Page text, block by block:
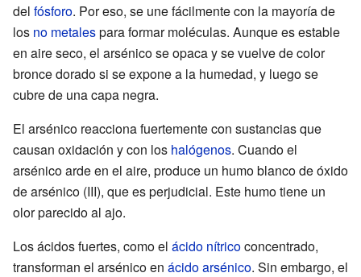
del fósforo. Por eso, se une fácilmente con la mayoría de
los no metalespara formar moléculas. Aunque es estable
en aire seco, el arsénico se opaca y se vuelve de color
bronce dorado si se expone a la humedad, y luego se
cubre de una capa negra.
El arsénico reacciona fuertemente con sustancias que
causan oxidación y con los halógenos. Cuando el
arsénico arde en el aire, produce un humo blanco de óxido
de arsénico (III), que es perjudicial. Este humo tiene un
olor parecido al ajo.
Los ácidos fuertes, como el ácido nítricoconcentrado,
transforman el arsénico en ácido arsénico. Sin embargo, el